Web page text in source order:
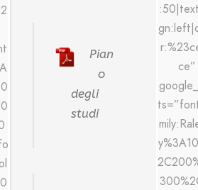
Pian
o
degli
studi
ce”